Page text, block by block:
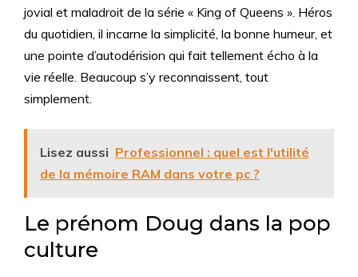
jovial et maladroit de la série « King of Queens ». Héros
du quotidien, il incarne la simplicité, la bonne humeur, et
une pointe d’autodérision qui fait tellement écho à la
vie réelle. Beaucoup s’y reconnaissent, tout
simplement.
Lisez aussi Professionnel : quel est l'utilité
de la mémoire RAM dans votre pc ?
Le prénom Doug dans la pop
culture